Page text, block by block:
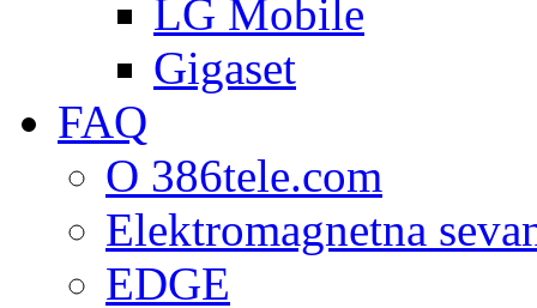
LG Mobile
Gigaset
FAQ
O 386tele.com
Elektromagnetna
EDGE